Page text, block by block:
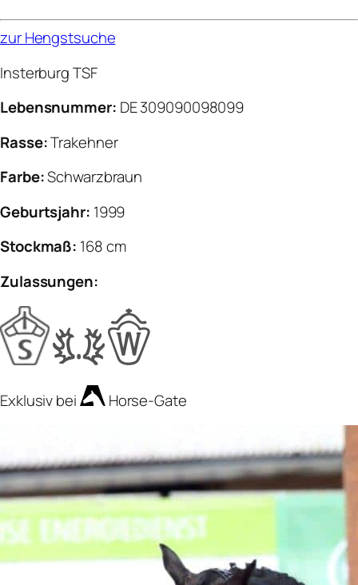
zur Hengstsuche
Insterburg TSF
Lebensnummer: DE 309090098099
Rasse:Trakehner
Farbe:Schwarzbraun
Geburtsjahr: 1999
Stockmaß: 168 cm
Zulassungen:
Exklusiv bei Horse-Gate